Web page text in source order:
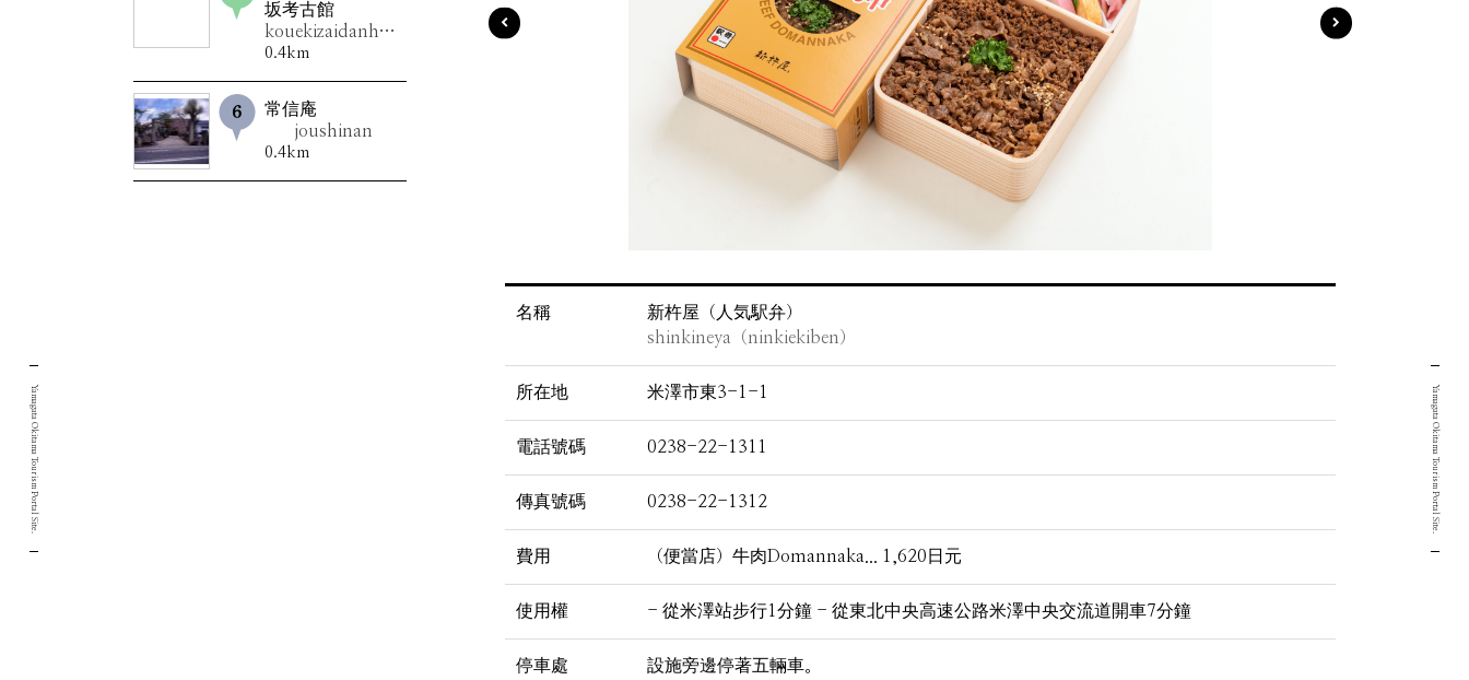
名稱
新杵屋（人気駅弁）
shinkineya（ninkiekiben）
所在地 米澤市東3-1-1
電話號碼 0238-22-1311
傳真號碼 0238-22-1312
費用 （便當店）牛肉Domannaka... 1,620日元
使用權 - 從米澤站步行1分鐘 - 從東北中央高速公路米澤中央交流道開車7分鐘
停車處 設施旁邊停著五輛車。
坂考古館
kouekizaidanhoujinmiyasakakoukokan
0.4km
常信庵
joushinan
0.4km
Yamagata Okitama Tourism Portal Site. Yamagata Okitama Tourism Portal Site.